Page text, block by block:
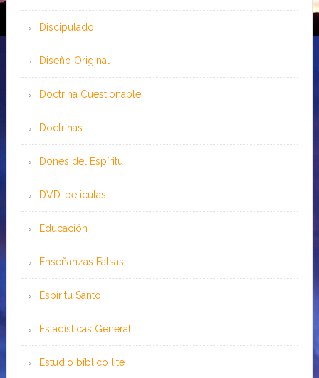
Discipulado
Diseño Original
Doctrina Cuestionable
Doctrinas
Dones del Espíritu
DVD-peliculas
Educación
Enseñanzas Falsas
Espíritu Santo
Estadísticas General
Estudio bíblico lite